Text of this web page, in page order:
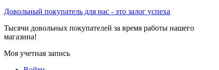
Довольный покупатель для нас - это залог успеха
Тысячи довольных покупателей за время работы нашего
магазина!
Моя учетная запись